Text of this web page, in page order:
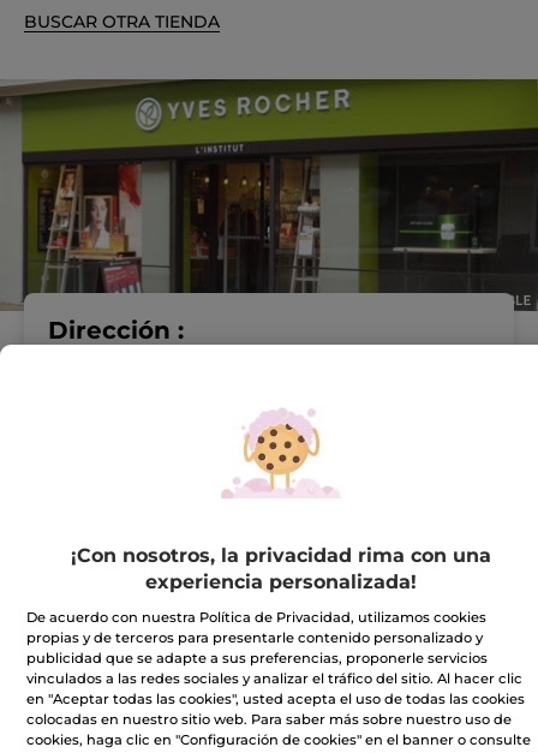
BUSCAR OTRA TIENDA
Dirección :
IR A LA TIENDA
Horario comercial
Lunes
10:00 - 14:00
17:00 - 20:30
Martes
10:00 - 14:00
¡Con nosotros, la privacidad rima con una
experiencia personalizada!
De acuerdo con nuestra Política de Privacidad, utilizamos cookies
propias y de terceros para presentarle contenido personalizado y
publicidad que se adapte a sus preferencias, proponerle servicios
vinculados a las redes sociales y analizar el tráfico del sitio. Al hacer clic
en "Aceptar todas las cookies", usted acepta el uso de todas las cookies
colocadas en nuestro sitio web. Para saber más sobre nuestro uso de
cookies, haga clic en "Configuración de cookies" en el banner o consulte